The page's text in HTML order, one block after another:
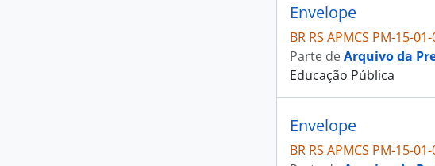
Envelope
BR RS APMCS PM-15-
Parte deArquivo da
Educação Pública
Envelope
BR RS APMCS PM-15-